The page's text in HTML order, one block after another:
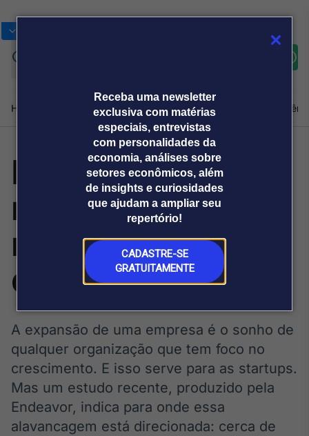
Receba uma newsletter
exclusiva com matérias
especiais, entrevistas
com personalidades da
economia, análises sobre
setores econômicos, além
de insights e curiosidades
que ajudam a ampliar seu
repertório!
CADASTRE-SE
GRATUITAMENTE
Home Produtos e soluçõesNotíciasBlogWeekend
Plataformas
Broadcast
Broadcast+
O mercado
financeiro em
tempo real
Broadcast
Agro
Tudo sobre o
agronegócio
Broadcast
Político
Sobre nós Releases Broadcast
Prêmio Broadcast
Analistas
Prêmio Broadcast
Empresas
Agências de
comunicação
Releases
Internacionalizar
marca é viável,
mas exige
decisão correta
A expansão de uma empresa é o sonho de
qualquer organização que tem foco no
crescimento. E isso serve para as startups.
Mas um estudo recente, produzido pela
Endeavor, indica para onde essa
alavancagem está direcionada: cerca de